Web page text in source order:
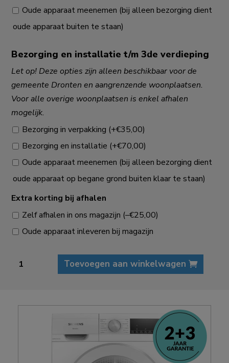
Oude apparaat meenemen (bij alleen bezorging dient
oude apparaat buiten te staan)
Bezorging en installatie t/m 3de verdieping
Let op! Deze opties zijn alleen beschikbaar voor de
gemeente Dronten en aangrenzende woonplaatsen.
Voor alle overige woonplaatsen is enkel afhalen
mogelijk.
Bezorging in verpakking (+€35,00)
Bezorging en installatie (+€70,00)
Oude apparaat meenemen (bij alleen bezorging dient
oude apparaat op begane grond buiten klaar te staan)
Extra korting bij afhalen
Zelf afhalen in ons magazijn (–€25,00)
Oude apparaat inleveren bij magazijn
WQ33G1DENLToevoegen aan winkelwagen